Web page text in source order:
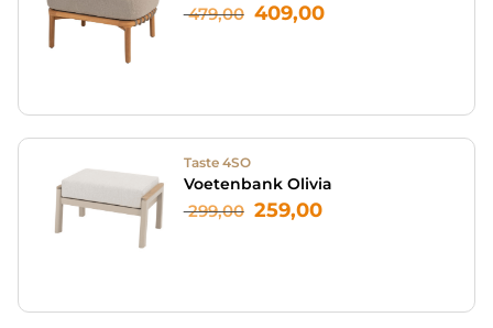
479,00 409,00
Taste 4SO
Voetenbank Olivia
299,00 259,00